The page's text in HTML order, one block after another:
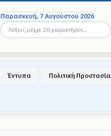
Παρασκευή, 7 Αυγούστου 2026
Αναζήτηση...
Έντυπα Πολιτική Προστασία